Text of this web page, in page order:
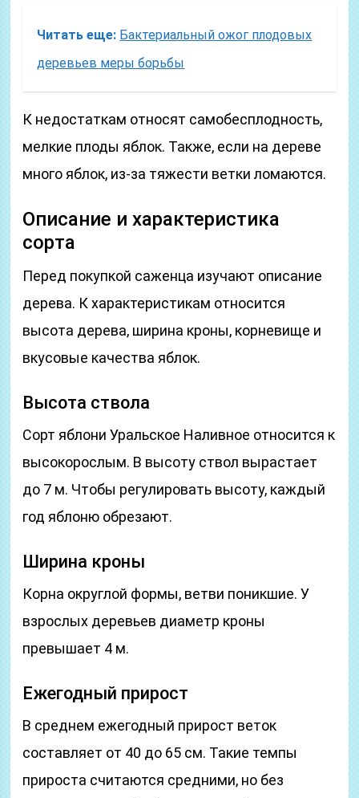
Читать еще: Бактериальный ожог плодовых
деревьев меры борьбы
К недостаткам относят самобесплодность,
мелкие плоды яблок. Также, если на дереве
много яблок, из-за тяжести ветки ломаются.
Описание и характеристика
сорта
Перед покупкой саженца изучают описание
дерева. К характеристикам относится
высота дерева, ширина кроны, корневище и
вкусовые качества яблок.
Высота ствола
Сорт яблони Уральское Наливное относится к
высокорослым. В высоту ствол вырастает
до 7 м. Чтобы регулировать высоту, каждый
год яблоню обрезают.
Ширина кроны
Корна округлой формы, ветви поникшие. У
взрослых деревьев диаметр кроны
превышает 4 м.
Ежегодный прирост
В среднем ежегодный прирост веток
составляет от 40 до 65 см. Такие темпы
прироста считаются средними, но без